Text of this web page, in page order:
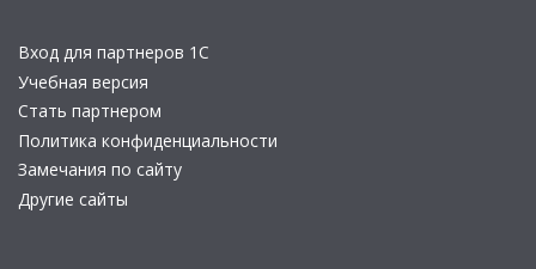
Вход для партнеров 1С
Учебная версия
Стать партнером
Политика конфиденциальности
Замечания по сайту
Другие сайты